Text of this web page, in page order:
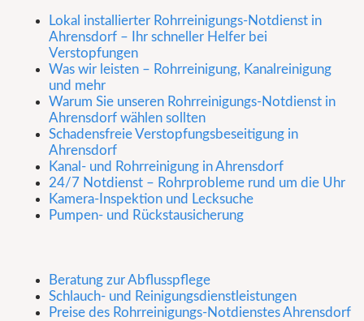
Lokal installierter Rohrreinigungs-Notdienst in
Ahrensdorf – Ihr schneller Helfer bei
Verstopfungen
Was wir leisten – Rohrreinigung, Kanalreinigung
und mehr
Warum Sie unseren Rohrreinigungs-Notdienst in
Ahrensdorf wählen sollten
Schadensfreie Verstopfungsbeseitigung in
Ahrensdorf
Kanal- und Rohrreinigung in Ahrensdorf
24/7 Notdienst – Rohrprobleme rund um die Uhr
Kamera-Inspektion und Lecksuche
Pumpen- und Rückstausicherung
Beratung zur Abflusspflege
Schlauch- und Reinigungsdienstleistungen
Preise des Rohrreinigungs-Notdienstes Ahrensdorf